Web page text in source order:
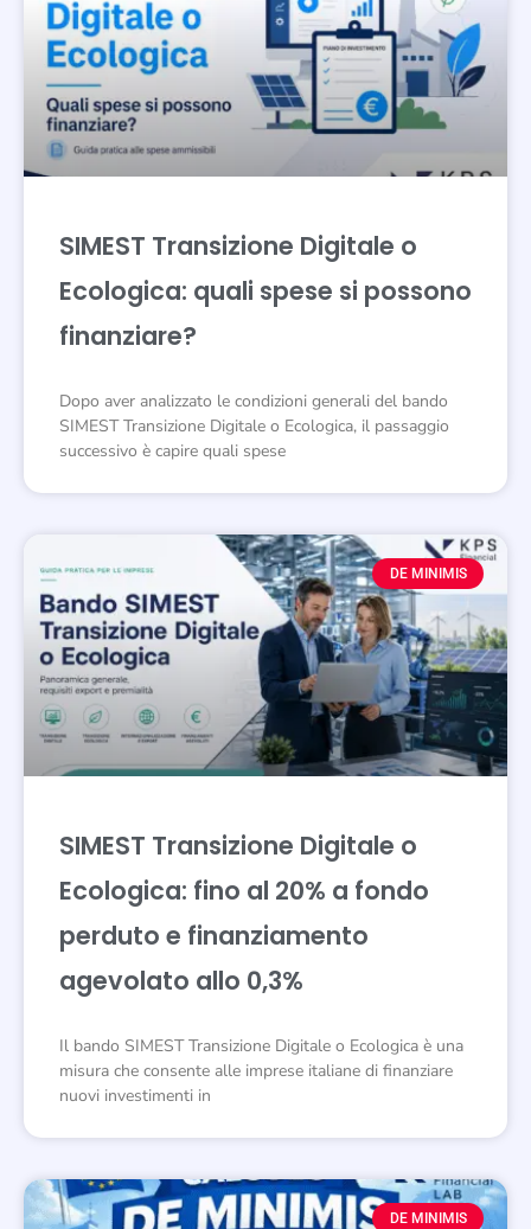
SIMEST Transizione Digitale o
Ecologica: quali spese si possono
finanziare?
Dopo aver analizzato le condizioni generali del bando
SIMEST Transizione Digitale o Ecologica, il passaggio
successivo è capire quali spese
DE MINIMIS
SIMEST Transizione Digitale o
Ecologica: fino al 20% a fondo
perduto e finanziamento
agevolato allo 0,3%
Il bando SIMEST Transizione Digitale o Ecologica è una
misura che consente alle imprese italiane di finanziare
nuovi investimenti in
DE MINIMIS